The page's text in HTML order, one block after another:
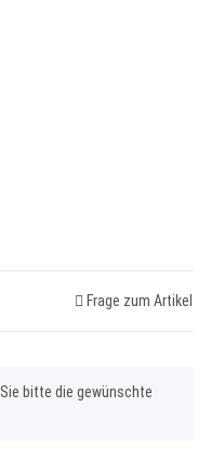
Frage zum Artikel
bitte die gewünschte